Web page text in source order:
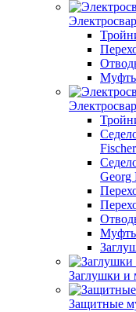
Fischer
Georg
Муфты
Заглушки и
Защитные